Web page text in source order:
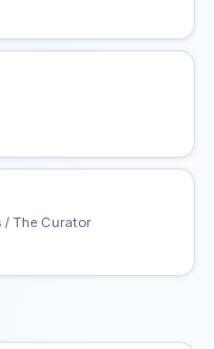
/ The Curator